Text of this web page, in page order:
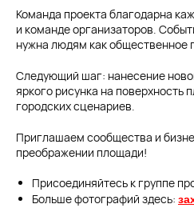
Команда проекта благодарна
и команде организаторов.
нужна людям как общественное
Следующий шаг: нанесение
яркого рисунка на поверхность
городских сценариев.
Приглашаем сообщества и
преображении площади!
Присоединяйтесь к группе
Больше фотографий здесь: